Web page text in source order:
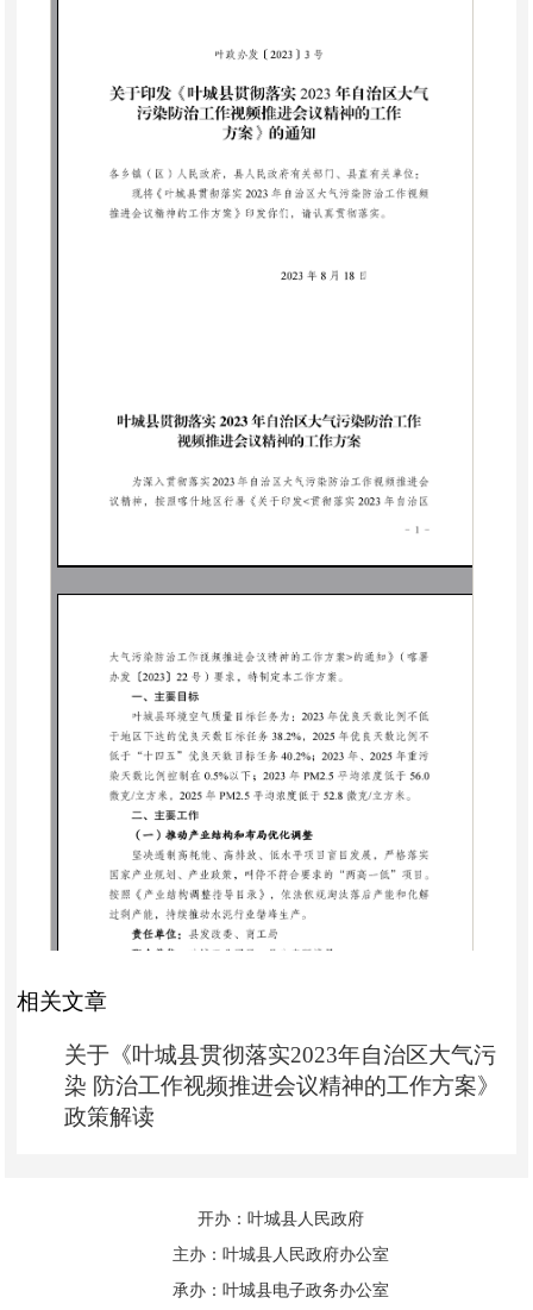
相关文章
关于《叶城县贯彻落实2023年自治区大气污
染 防治工作视频推进会议精神的工作方案》
政策解读
开办：叶城县人民政府
主办：叶城县人民政府办公室
承办：叶城县电子政务办公室